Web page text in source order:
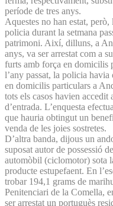
període de tres anys.
Aquestes no han estat,
policia durant la setmana
patrimoni. Així, dilluns, a
anys, va ser arrestat com a
furts amb força en domicilis
l’any passat, la policia havia
en domicilis particulars a
tots els casos havien accedit
d’entrada. L’enquesta
que hauria obtingut un
venda de les joies sostretes.
D’altra banda, dijous un
suposat autor de possessió
automòbil (ciclomotor) sota
producte estupefaent. En
trobar 194,1 grams de
Penitenciari de la Comella,
ser arrestat un portuguès